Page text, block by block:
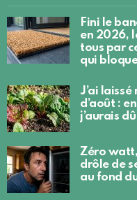
Fini le
en 2026,
tous par
qui
J’ai
d’août :
j’aurais
Zéro
drôle de
au fond